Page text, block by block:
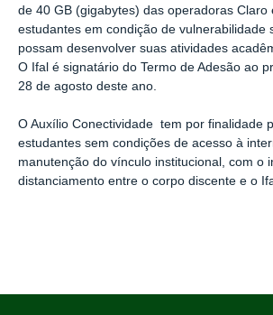
de 40 GB (gigabytes) das operadoras Claro
estudantes em condição de vulnerabilidade
possam desenvolver suas atividades
O Ifal é signatário do Termo de Adesão ao
28 de agosto deste ano.
O Auxílio Conectividade tem por finalidade
estudantes sem condições de acesso à
manutenção do vínculo institucional, com o
distanciamento entre o corpo discente e o